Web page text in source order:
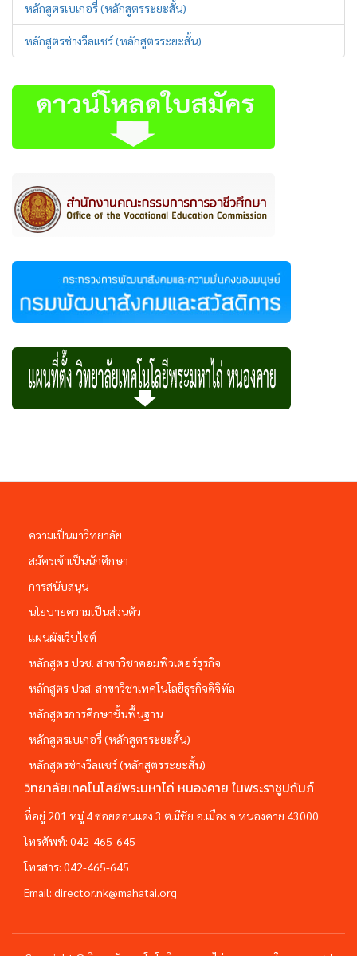
หลักสูตรเบเกอรี่ (หลักสูตรระยะสั้น)
หลักสูตรช่างวีลแชร์ (หลักสูตรระยะสั้น)
ความเป็นมาวิทยาลัย
สมัครเข้าเป็นนักศึกษา
การสนับสนุน
นโยบายความเป็นส่วนตัว
แผนผังเว็บไซต์
หลักสูตร ปวช. สาขาวิชาคอมพิวเตอร์ธุรกิจ
หลักสูตร ปวส. สาขาวิชาเทคโนโลยีธุรกิจดิจิทัล
หลักสูตรการศึกษาชั้นพื้นฐาน
หลักสูตรเบเกอรี่ (หลักสูตรระยะสั้น)
หลักสูตรช่างวีลแชร์ (หลักสูตรระยะสั้น)
วิทยาลัยเทคโนโลยีพระมหาไถ่ หนองคาย ในพระราชูปถัมภ์
ที่อยู่ 201 หมู่ 4 ซอยดอนแดง 3 ต.มีชัย อ.เมือง จ.หนองคาย 43000
โทรศัพท์: 042-465-645
โทรสาร: 042-465-645
Email: director.nk@mahatai.org